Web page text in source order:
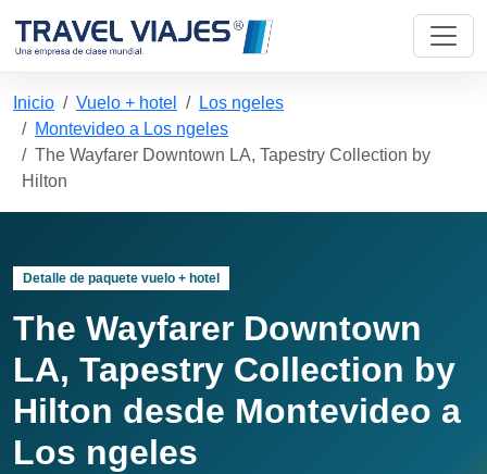
Inicio Vuelo + hotel
Los ngeles
Montevideo a Los ngeles
The Wayfarer Downtown LA, Tapestry Collection by
Hilton
Detalle de paquete vuelo + hotel
The Wayfarer Downtown
LA, Tapestry Collection by
Hilton desde Montevideo a
Los ngeles